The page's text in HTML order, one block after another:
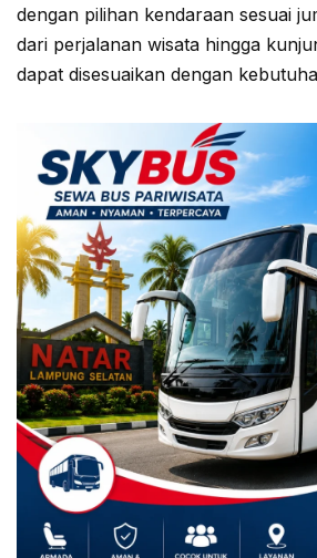
dengan pilihan kendaraan sesuai
dari perjalanan wisata hingga
dapat disesuaikan dengan